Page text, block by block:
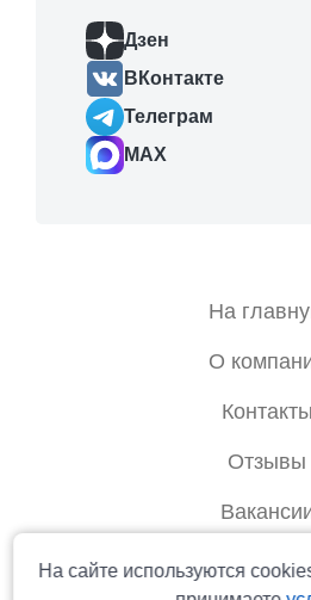
Статусы мест:
Основное место Свободно
Дзен
ВКонтакте
Телеграм
MAX
На
О
Контакты
Отзывы
Правовая
На сайте используются